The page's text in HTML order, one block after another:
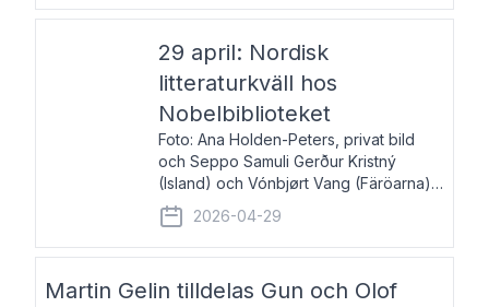
29 april: Nordisk
litteraturkväll hos
Nobelbiblioteket
Foto: Ana Holden-Peters, privat bild
och Seppo Samuli Gerður Kristný
(Island) och Vónbjørt Vang (Färöarna)
läser ur sina verk och samtalar med
John Swedenmark. De läser upp på
färöiska, isländska och svenska och
2026-04-29
Martin Gelin tilldelas Gun och Olof